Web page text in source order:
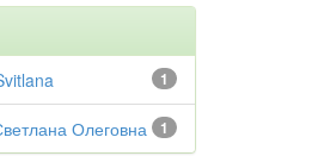
1
1
Олеговна